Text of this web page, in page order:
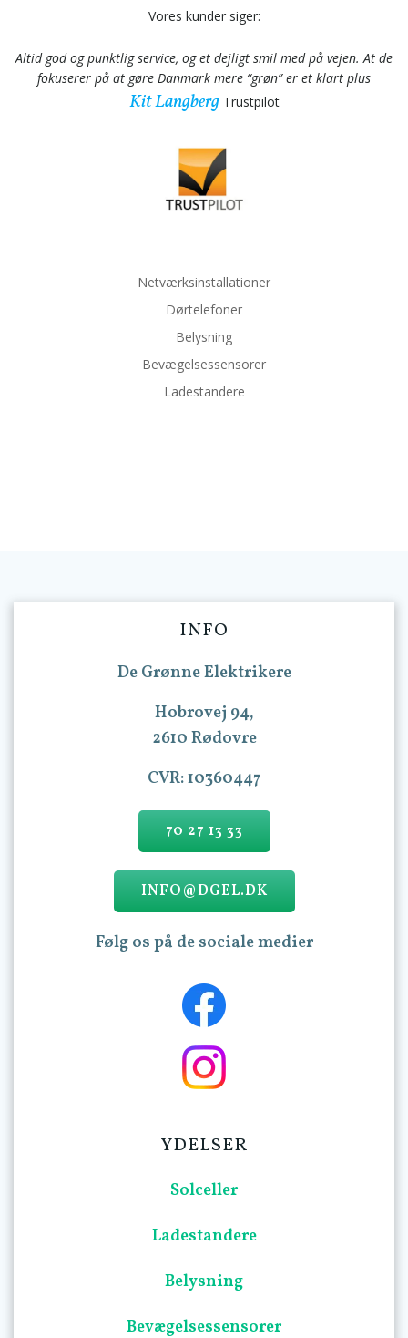
Vores kunder siger:
Altid god og punktlig service, og et dejligt smil med på vejen. At de
fokuserer på at gøre Danmark mere “grøn” er et klart plus
Kit LangbergTrustpilot
Netværksinstallationer
Dørtelefoner
Belysning
Bevægelsessensorer
Ladestandere
INFO
De Grønne Elektrikere
Hobrovej 94,
2610 Rødovre
CVR: 10360447
70 27 13 33
INFO@DGEL.DK
Følg os på de sociale medier
YDELSER
Solceller
Ladestandere
Belysning
Bevægelsessensorer